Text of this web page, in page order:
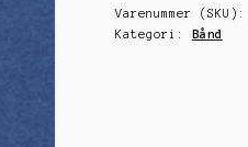
Varenummer (SKU):
Kategori: Bånd